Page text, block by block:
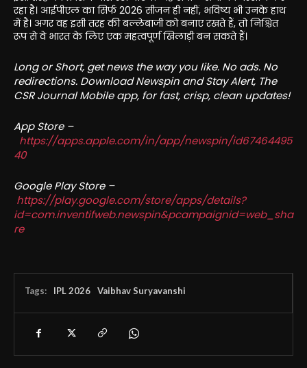
रहा है। आईपीएल का सिर्फ 2026 सीजन ही नहीं, भविष्य भी उनके हाथ
में है। अगर वह इसी तरह की बल्लेबाजी को बनाए रखते हैं, तो निश्चित
रूप से वे भारत के लिए एक महत्वपूर्ण खिलाड़ी बन सकते हैं।
Long or Short, get news the way you like. No ads. No
redirections. Download Newspin and Stay Alert, The
CSR Journal Mobile app, for fast, crisp, clean updates!
App Store –
https://apps.apple.com/in/app/newspin/id67464495
40
Google Play Store –
https://play.google.com/store/apps/details?
id=com.inventifweb.newspin&pcampaignid=web_sha
re
Tags: IPL 2026 Vaibhav Suryavanshi